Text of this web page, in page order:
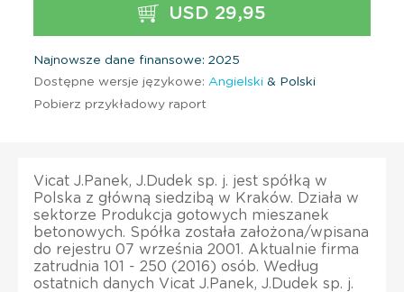
USD 29,95
Najnowsze dane finansowe: 2025
Dostępne wersje językowe: Angielski & Polski
Pobierz przykładowy raport
Vicat J.Panek, J.Dudek sp. j. jest spółką w
Polska z główną siedzibą w Kraków. Działa w
sektorze Produkcja gotowych mieszanek
betonowych. Spółka została założona/wpisana
do rejestru 07 września 2001. Aktualnie firma
zatrudnia 101 - 250 (2016) osób. Według
ostatnich danych Vicat J.Panek, J.Dudek sp. j.